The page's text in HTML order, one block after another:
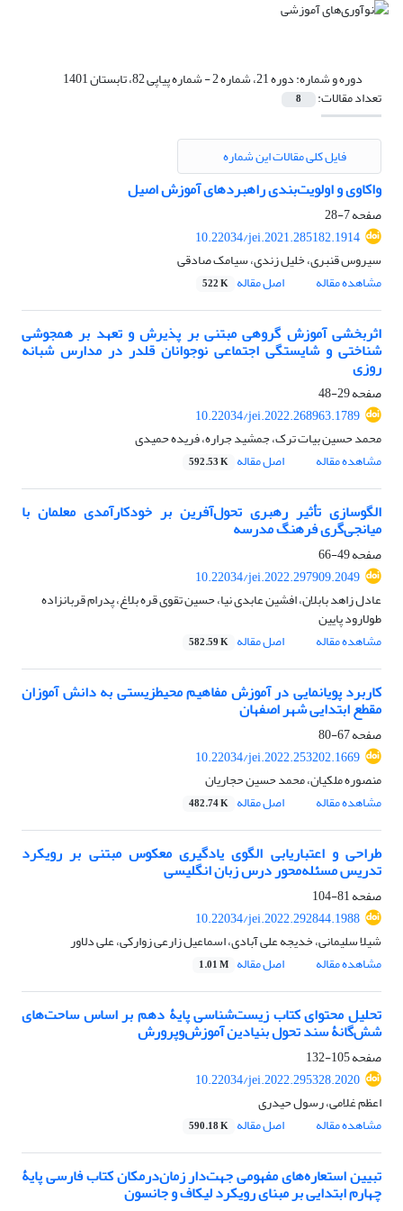
دوره و شماره:دوره 21، شماره 2 - شماره پیاپی 82، تابستان 1401
تعداد مقالات: 8
فایل کلی مقالات این شماره
واکاوی و اولویت‌بندی راهبردهای آموزش اصیل
صفحه7-28
10.22034/jei.2021.285182.1914
سیروس قنبری، خلیل زندی، سیامک صادقی
مشاهده مقاله
اصل مقاله 522 K
اثربخشی آموزش گروهی مبتنی بر پذیرش و تعهد بر همجوشی
شناختی و شایستگی اجتماعی نوجوانان قلدر در مدارس شبانه
روزی
صفحه29-48
10.22034/jei.2022.268963.1789
محمد حسین بیات ترک، جمشید جراره، فریده حمیدی
مشاهده مقاله
اصل مقاله 592.53 K
الگو‌سازی تأثیر رهبری تحول‌آفرین بر خودکارآمدی معلمان با
میانجی‌گری فرهنگ مدرسه
صفحه49-66
10.22034/jei.2022.297909.2049
عادل زاهد بابلان، افشین عابدی نیا، حسین تقوی قره بلاغ، پدرام قربانزاده
طولارود پایین
مشاهده مقاله
اصل مقاله 582.59 K
کاربرد پویانمایی در آموزش مفاهیم محیطزیستی به دانش آموزان
مقطع ابتدایی شهر اصفهان
صفحه67-80
10.22034/jei.2022.253202.1669
منصوره ملکیان، محمد حسین حجاریان
مشاهده مقاله
اصل مقاله 482.74 K
طراحی و اعتباریابی الگوی یادگیری معکوس مبتنی بر رویکرد
تدریس مسئله‌محور درس زبان انگلیسی
صفحه81-104
10.22034/jei.2022.292844.1988
شیلا سلیمانی، خدیجه علی آبادی، اسماعیل زارعی زوارکی، علی دلاور
مشاهده مقاله
اصل مقاله 1.01 M
تحلیل محتوای کتاب زیست‌شناسی پایۀ دهم بر اساس ساحت‌های
شش‌گانۀ سند تحول بنیادین آموزش‌وپرورش
صفحه105-132
10.22034/jei.2022.295328.2020
اعظم غلامی، رسول حیدری
مشاهده مقاله
اصل مقاله 590.18 K
تبیین استعاره‌های مفهومی جهت‌دار زمان‌در‌مکان کتاب فارسی پایۀ
چهارم ابتدایی بر مبنای رویکرد لیکاف و جانسون